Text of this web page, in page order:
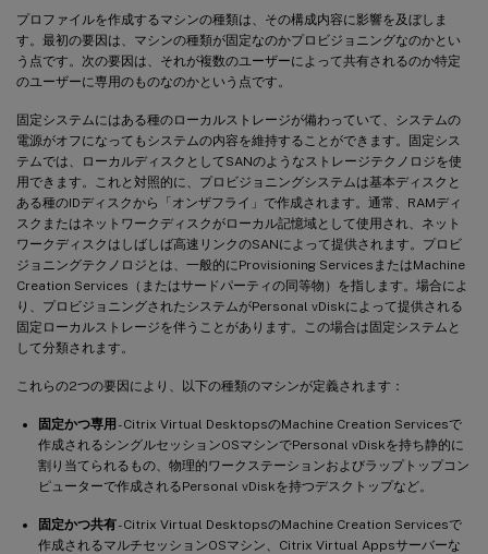
プロファイルを作成するマシンの種類は、その構成内容に影響を及ぼしま
す。最初の要因は、マシンの種類が固定なのかプロビジョニングなのかとい
う点です。次の要因は、それが複数のユーザーによって共有されるのか特定
のユーザーに専用のものなのかという点です。
固定システムにはある種のローカルストレージが備わっていて、システムの
電源がオフになってもシステムの内容を維持することができます。固定シス
テムでは、ローカルディスクとしてSANのようなストレージテクノロジを使
用できます。これと対照的に、プロビジョニングシステムは基本ディスクと
ある種のIDディスクから「オンザフライ」で作成されます。通常、RAMディ
スクまたはネットワークディスクがローカル記憶域として使用され、ネット
ワークディスクはしばしば高速リンクのSANによって提供されます。プロビ
ジョニングテクノロジとは、一般的にProvisioning ServicesまたはMachine
Creation Services（またはサードパーティの同等物）を指します。場合によ
り、プロビジョニングされたシステムがPersonal vDiskによって提供される
固定ローカルストレージを伴うことがあります。この場合は固定システムと
して分類されます。
これらの2つの要因により、以下の種類のマシンが定義されます：
固定かつ専用- Citrix Virtual DesktopsのMachine Creation Servicesで
作成されるシングルセッションOSマシンでPersonal vDiskを持ち静的に
割り当てられるもの、物理的ワークステーションおよびラップトップコン
ピューターで作成されるPersonal vDiskを持つデスクトップなど。
固定かつ共有- Citrix Virtual DesktopsのMachine Creation Servicesで
作成されるマルチセッションOSマシン、Citrix Virtual Appsサーバーな